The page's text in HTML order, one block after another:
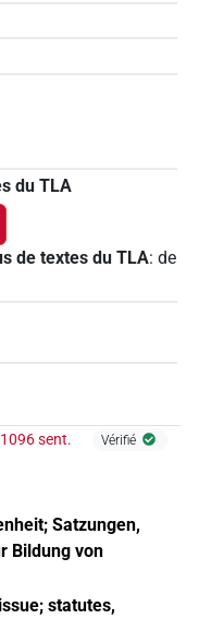
du TLA
de textes du TLA: de
1096 sent. Vérifié
Satzungen,
Bildung von
statutes,